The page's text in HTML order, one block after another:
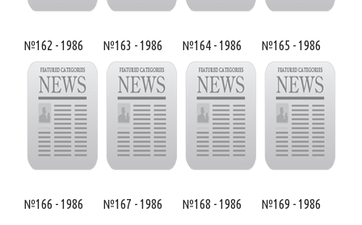
№162 - 1986 №163 - 1986 №164 - 1986 №165 - 1986
№166 - 1986 №167 - 1986 №168 - 1986 №169 - 1986